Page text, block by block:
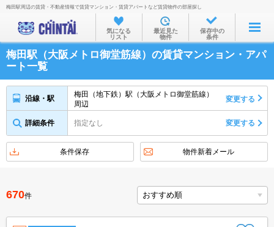
お部屋を探す
沿線・駅から
住所から
家賃相場から
不動産会社から
梅田駅周辺の賃貸・不動産情報で賃貸マンション・賃貸アパートなど賃貸物件の部屋探し
気になる
リスト
最近見た
物件
保存中の
条件
梅田駅（大阪メトロ御堂筋線）の賃貸マンション・アパ
ート一覧
沿線・駅
梅田（地下鉄）駅（大阪メトロ御堂筋線）
周辺
変更する
詳細条件 指定なし 変更する
条件保存 物件新着メール
670件